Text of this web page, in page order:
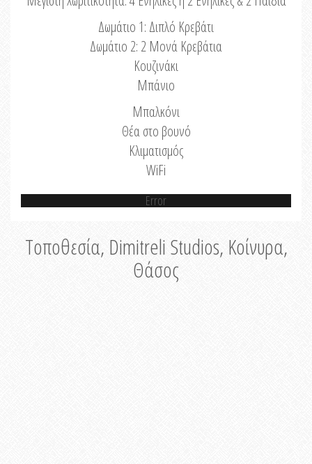
Δωμάτιο 1: Διπλό Κρεβάτι
Δωμάτιο 2: 2 Μονά Κρεβάτια
Κουζινάκι
Μπάνιο
Μπαλκόνι
Θέα στο βουνό
Κλιματισμός
WiFi
Error
Τοποθεσία, Dimitreli Studios, Κοίνυρα,
Θάσος